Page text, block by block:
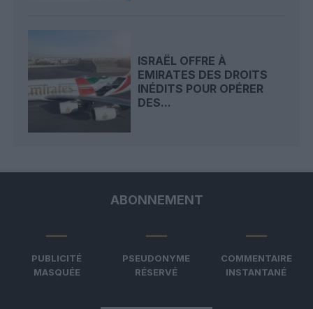
ISRAËL OFFRE À
EMIRATES DES DROITS
INÉDITS POUR OPÉRER
DES...
ABONNEMENT
PUBLICITÉ
MASQUÉE
PSEUDONYME
RÉSERVÉ
COMMENTAIRE
INSTANTANÉ